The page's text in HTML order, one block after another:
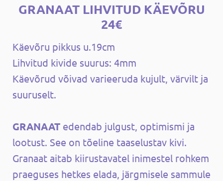
GRANAAT LIHVITUD KÄEVÕRU
24€
Käevõru pikkus u.19cm
Lihvitud kivide suurus: 4mm
Käevõrud võivad varieeruda kujult, värvilt ja
suuruselt.
GRANAAT edendab julgust, optimismi ja
lootust. See on tõeline taaselustav kivi.
Granaat aitab kiirustavatel inimestel rohkem
praeguses hetkes elada, järgmisele sammule